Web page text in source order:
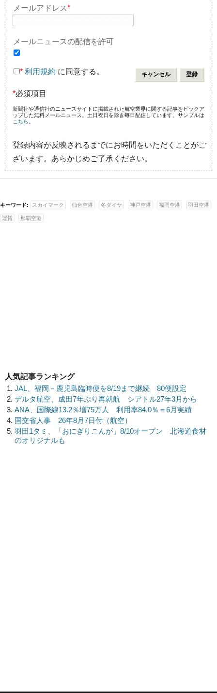
メールアドレス*
メールニュースの配信を許可
* 利用規約 に同意する。
*必須項目
新聞社や通信社のニュースサイトに掲載された航空業界に関する記事をピックア
ップした無料メールニュース。土日祝日を除き毎日配信しています。サンプルは
こちら
登録内容が反映されるまでにお時間をいただくことがご
ざいます。あらかじめご了承ください。
キーワード: スカイマーク 仙台空港 冬ダイヤ 神戸空港 福岡空港 羽田空港
運賃 那覇空港
人気記事ランキング
JAL、福岡－鹿児島臨時便を8/19まで継続 80便設定
デルタ航空、成田7年ぶり再就航 シアトル27年3月から
ANA、国際線13.2％増75万人 利用率84.0％＝6月実績
国交省人事 26年8月7日付（航空）
羽田1タミ、「おにぎりこんが」8/10オープン 北海道食材
のオリジナルも